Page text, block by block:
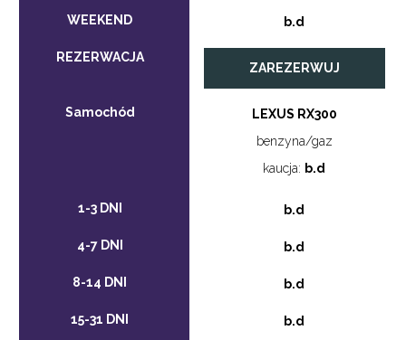
b.d
ZAREZERWUJ
LEXUS RX300
benzyna/gaz
kaucja: b.d
b.d
b.d
b.d
b.d